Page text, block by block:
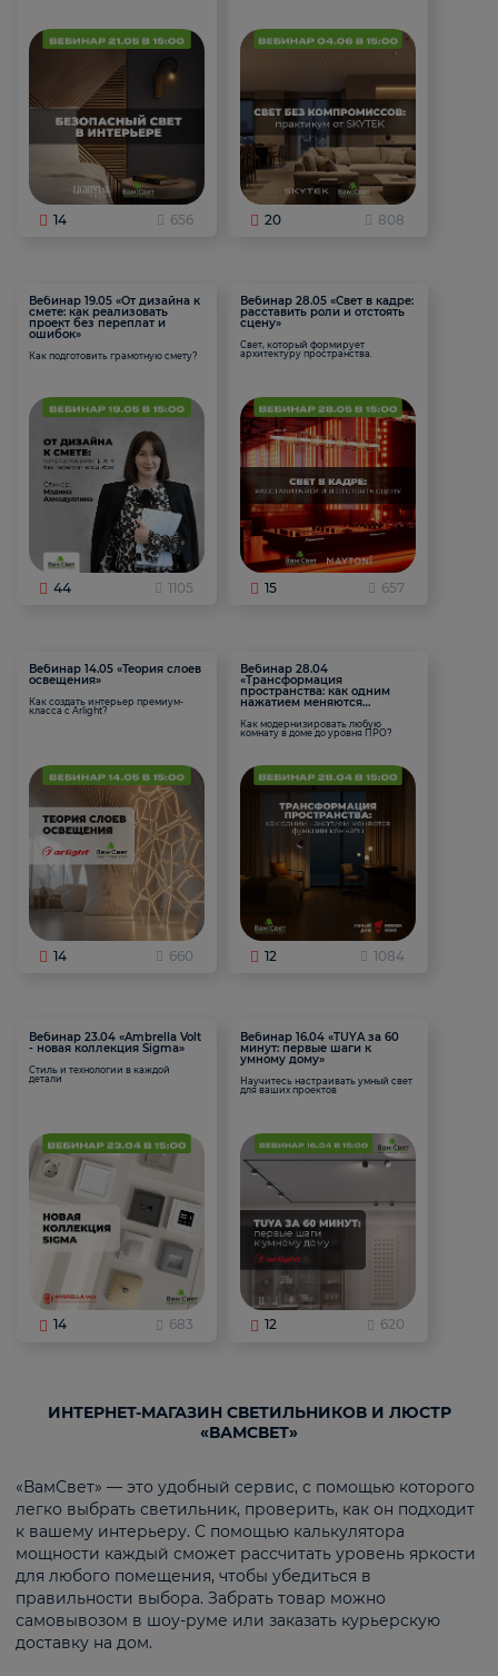
14 656 20 808
Вебинар 19.05 «От дизайна к
смете: как реализовать
проект без переплат и
ошибок»
Как подготовить грамотную смету?
44 1105
Вебинар 28.05 «Свет в кадре:
расставить роли и отстоять
сцену»
Свет, который формирует
архитектуру пространства.
15 657
Вебинар 14.05 «Теория слоев
освещения»
Как создать интерьер премиум-
класса с Arlight?
14 660
Вебинар 28.04
«Трансформация
пространства: как одним
нажатием меняются
Как модернизировать любую
комнату в доме до уровня ПРО?
12 1084
Вебинар 23.04 «Ambrella Volt
- новая коллекция Sigma»
Стиль и технологии в каждой
детали
14 683
Вебинар 16.04 «TUYA за 60
минут: первые шаги к
умному дому»
Научитесь настраивать умный свет
для ваших проектов
12 620
ИНТЕРНЕТ-МАГАЗИН СВЕТИЛЬНИКОВ И ЛЮСТР
«ВАМСВЕТ»
«ВамСвет» — это удобный сервис, с помощью которого
легко выбрать светильник, проверить, как он подходит
к вашему интерьеру. С помощью калькулятора
мощности каждый сможет рассчитать уровень яркости
для любого помещения, чтобы убедиться в
правильности выбора. Забрать товар можно
самовывозом в шоу-руме или заказать курьерскую
доставку на дом.